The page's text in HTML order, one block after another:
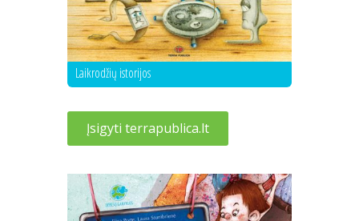
Laikrodžių istorijos
Įsigyti terrapublica.lt